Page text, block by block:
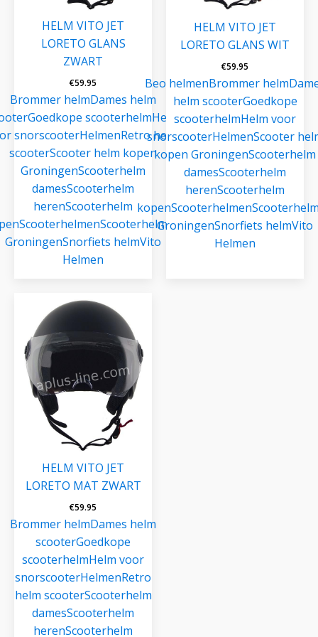
HELM VITO JET
LORETO GLANS
ZWART
€59.95
Brommer helmDames helm
Goedkope scooterhelmHelm
snorscooterHelmenRetro helm
scooterScooter helm kopen
GroningenScooterhelm
damesScooterhelm
herenScooterhelm
ScooterhelmenScooterhelmen
GroningenSnorfiets helmVito
Helmen
HELM VITO JET
LORETO GLANS WIT
€59.95
Beo helmenBrommer helm
helm scooterGoedkope
scooterhelmHelm voor
snorscooterHelmenScooter
kopen GroningenScooterhelm
damesScooterhelm
herenScooterhelm
kopenScooterhelmen
GroningenSnorfiets helmVito
Helmen
HELM VITO JET
LORETO MAT ZWART
€59.95
Brommer helmDames helm
scooterGoedkope
scooterhelmHelm voor
snorscooterHelmenRetro
helm scooterScooterhelm
damesScooterhelm
herenScooterhelm